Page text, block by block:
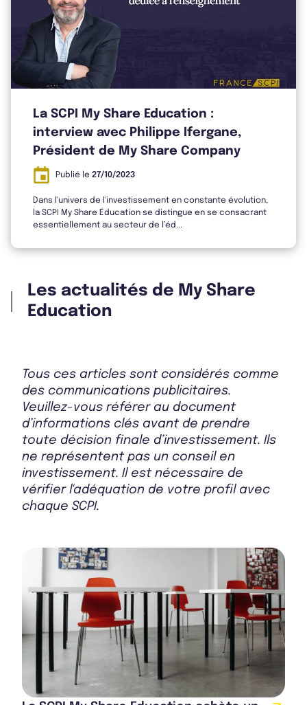
Rapport Annuel 2024
Rapport Annuel 2023
La SCPI My Share Education :
interview avec Philippe Ifergane,
Président de My Share Company
Publié le 27/10/2023
Dans l'univers de l'investissement en constante évolution,
la SCPI My Share Éducation se distingue en se consacrant
essentiellement au secteur de l’éd...
Les actualités de My Share
Education
Tous ces articles sont considérés comme
des communications publicitaires.
Veuillez-vous référer au document
d’informations clés avant de prendre
toute décision finale d’investissement. Ils
ne représentent pas un conseil en
investissement. Il est nécessaire de
vérifier l'adéquation de votre profil avec
chaque SCPI.